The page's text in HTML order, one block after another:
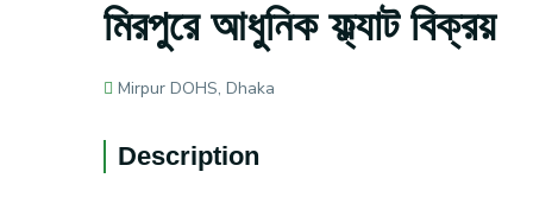
মিরপুরে আধুনিক ফ্ল্যাট বিক্রয়
Mirpur DOHS, Dhaka
Description